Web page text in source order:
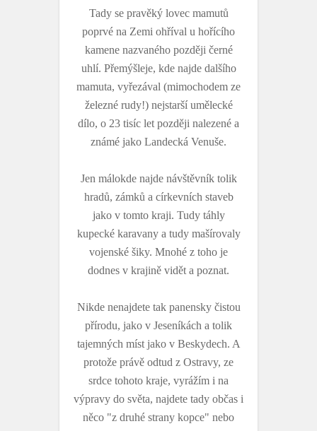
Tady se pravěký lovec mamutů
poprvé na Zemi ohříval u hořícího
kamene nazvaného později černé
uhlí. Přemýšleje, kde najde dalšího
mamuta, vyřezával (mimochodem ze
železné rudy!) nejstarší umělecké
dílo, o 23 tisíc let později nalezené a
známé jako Landecká Venuše.
Jen málokde najde návštěvník tolik
hradů, zámků a církevních staveb
jako v tomto kraji. Tudy táhly
kupecké karavany a tudy mašírovaly
vojenské šiky. Mnohé z toho je
dodnes v krajině vidět a poznat.
Nikde nenajdete tak panensky čistou
přírodu, jako v Jeseníkách a tolik
tajemných míst jako v Beskydech. A
protože právě odtud z Ostravy, ze
srdce tohoto kraje, vyrážím i na
výpravy do světa, najdete tady občas i
něco "z druhé strany kopce" nebo